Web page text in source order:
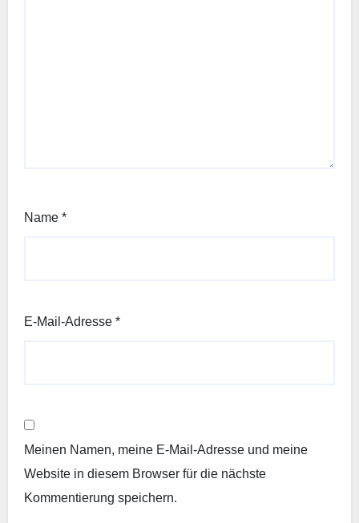
Name *
E-Mail-Adresse *
Meinen Namen, meine E-Mail-Adresse und meine
Website in diesem Browser für die nächste
Kommentierung speichern.